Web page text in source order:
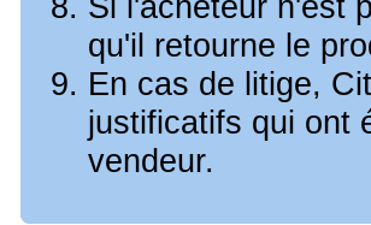
qu'il retourne le
En cas de litige,
justificatifs qui ont
vendeur.